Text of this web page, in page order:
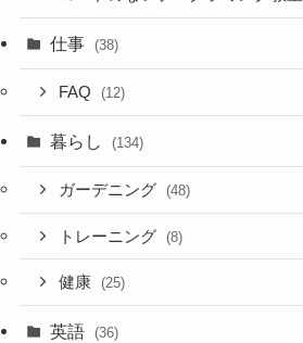
仕事 (38)
FAQ (12)
暮らし (134)
ガーデニング (48)
トレーニング (8)
健康 (25)
英語 (36)